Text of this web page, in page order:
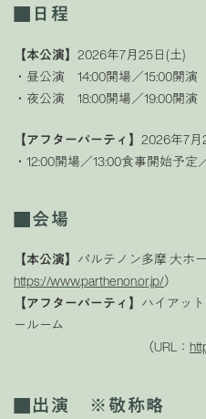
■ 日程
【本公演】 2026年7月25日(土)
・昼公演 14:00開場／15:00開演
・夜公演 18:00開場／19:00開演
【アフターパーティ】 2026年7月
・12:00開場／13:00食事開始予
■会場
【本公演】 パルテノン多摩 大ホ
https://www.parthenon.or.jp/）
【アフターパーティ】 ハイアッ
ールーム
（URL：
■出演 ※敬称略